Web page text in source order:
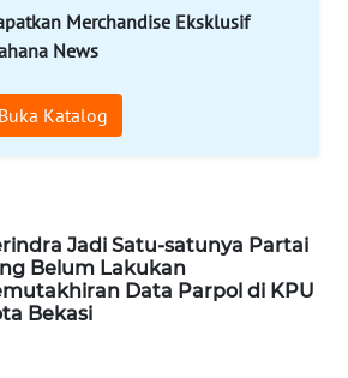
Merchandise Eksklusif
News
Buka Katalog
Jadi Satu-satunya Partai
Belum Lakukan
Data Parpol di KPU
Bekasi